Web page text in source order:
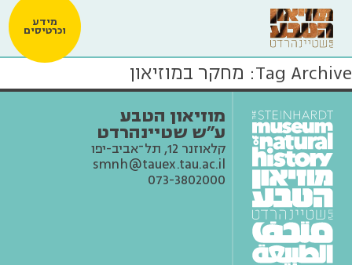
מידע
וכרטיסים
Tag Archive: מחקר במוזיאון
מוזיאון הטבע
ע״ש שטיינהרדט
קלאוזנר 12, תל־אביב-יפו
smnh@tauex.tau.ac.il
073-3802000